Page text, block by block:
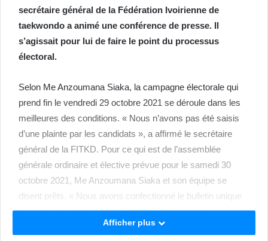
secrétaire général de la Fédération Ivoirienne de
taekwondo a animé une conférence de presse. Il
s’agissait pour lui de faire le point du processus
électoral.
Selon Me Anzoumana Siaka, la campagne électorale qui
prend fin le vendredi 29 octobre 2021 se déroule dans les
meilleures des conditions. « Nous n’avons pas été saisis
d’une plainte par les candidats », a affirmé le secrétaire
général de la FITKD. Pour ce qui est de l’assemblée
générale ordinaire et élective prévue pour le samedi 30
octobre 2021, Me Anzoumana Siaka et son équipe se
disent prêts. « Nous avons confectionné le bulletin unique
de vote présenté aux candidats. Nous aurons deux urnes
transparentes et deux isoloirs. En ce qui nous concerne,
Afficher plus